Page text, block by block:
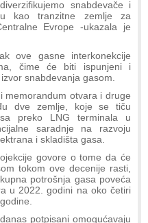
snabdevače i
kao tranzitne zemlje za
Evrope -ukazala je
ove gasne interkonekcije
čime će biti ispunjeni i
snabdevanja gasom.
memorandum otvara i druge
dve zemlje, koje se tiču
preko LNG terminala u
saradnje na razvoju
i skladišta gasa.
govore o tome da će
tokom ove decenije rasti,
potrošnja gasa poveća
u 2022. godini na oko četiri
potpisani omogućavaju